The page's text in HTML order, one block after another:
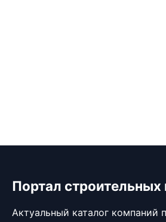
Портал строительных
Актуальный каталог компаний